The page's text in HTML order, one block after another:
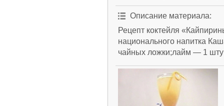
Описание материала:
Рецепт коктейля
национального напитка
чайных ложки;лайм — 1